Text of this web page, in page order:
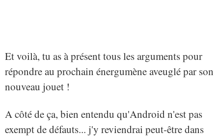
Et voilà, tu as à présent tous les arguments pour
répondre au prochain énergumène aveuglé par son
nouveau jouet !
A côté de ça, bien entendu qu'Android n'est pas
exempt de défauts... j'y reviendrai peut-être dans